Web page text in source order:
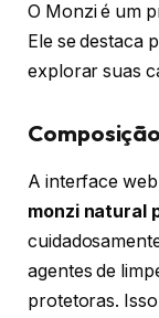
O Monzi é um
Ele se destaca
explorar suas
A interface web
monzi natural
agentes de
protetoras.